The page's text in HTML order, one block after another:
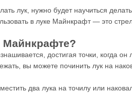
лук, нужно будет научиться
в луке Майнкрафт — это
Майнкрафте?
достигая точки, когда
вы можете починить лук на
два лука на точилу или